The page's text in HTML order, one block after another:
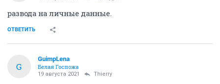
развода на личные данные.
ОТВЕТИТЬ
G
GuimpLena
Белая Госпожа
19 августа 2021 Thierry